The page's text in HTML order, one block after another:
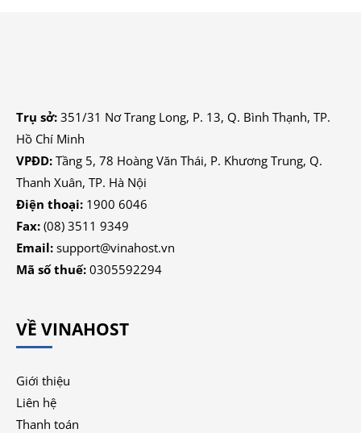
Trụ sở: 351/31 Nơ Trang Long, P. 13, Q. Bình Thạnh, TP.
Hồ Chí Minh
VPĐD: Tầng 5, 78 Hoàng Văn Thái, P. Khương Trung, Q.
Thanh Xuân, TP. Hà Nội
Điện thoại: 1900 6046
Fax: (08) 3511 9349
Email: support@vinahost.vn
Mã số thuế: 0305592294
VỀ VINAHOST
Giới thiệu
Liên hệ
Thanh toán